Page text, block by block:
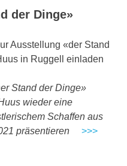
der Dinge»
Ausstellung «der Stand
in Ruggell einladen
Stand der Dinge»
wieder eine
Schaffen aus
präsentieren
>>>